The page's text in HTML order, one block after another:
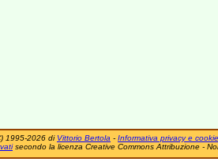
1995-2026 di Vittorio Bertola - Informativa privacy e cookie
secondo la licenza Creative Commons Attribuzione -